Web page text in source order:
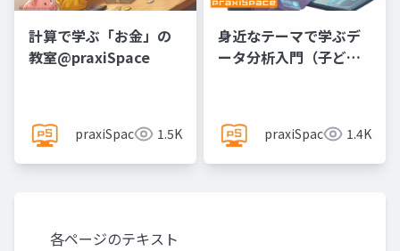
計算で学ぶ「お金」の
教室@praxiSpace
praxiSpace 1.5K
身近なテーマで学ぶデ
ータ分析入門（子ども
praxiSpace 1.4K
各ページのテキスト